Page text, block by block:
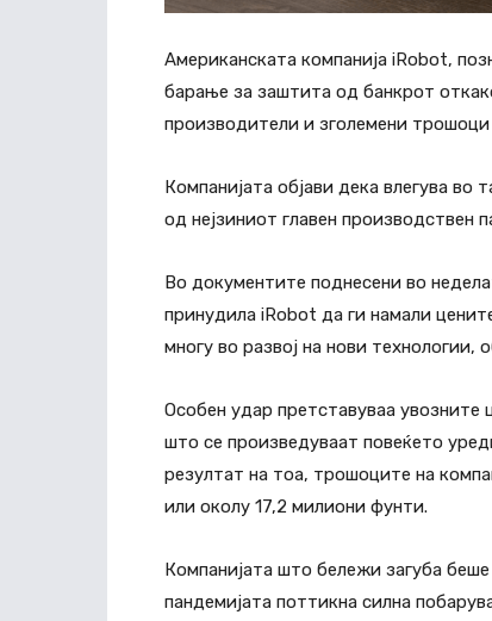
Американската компанија iRobot,
барање за заштита од банкрот
производители и зголемени
Компанијата објави дека влегува во
од нејзиниот главен
Во документите поднесени во
принудила iRobot да ги намали
многу во развој на нови технологии,
Особен удар претставуваа
што се произведуваат повеќето
резултат на тоа, трошоците на
или околу 17,2 милиони фунти.
Компанијата што бележи загуба
пандемијата поттикна силна